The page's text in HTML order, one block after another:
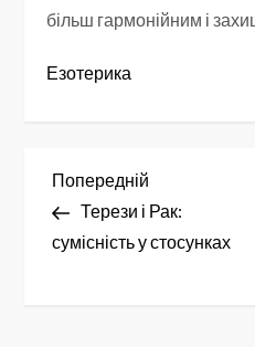
більш гармонійним і
Езотерика
Н
а
Попередній
запис
Попередній
Терези і Рак:
сумісність у стосунках